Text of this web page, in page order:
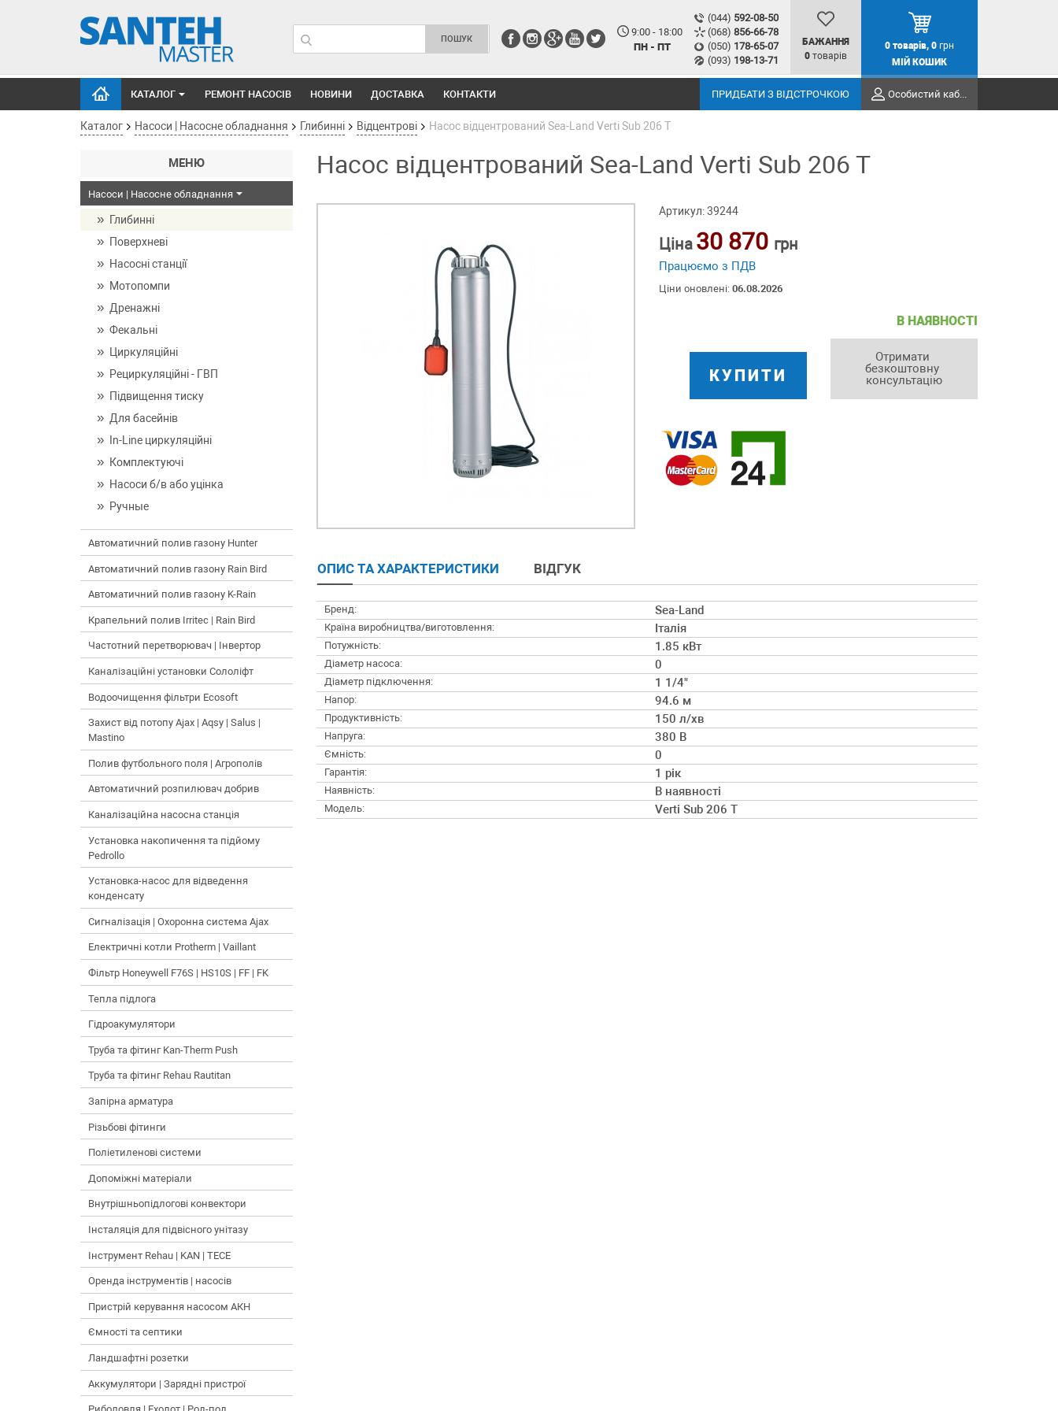
9:00 - 18:00
ПН - ПТ
(044) 592-08-50
(068) 856-66-78
(050) 178-65-07
(093) 198-13-71
БАЖАННЯ
0 товарів
0 товарів, 0 грн
МІЙ КОШИК
КАТАЛОГ РЕМОНТ НАСОСІВ НОВИНИ ДОСТАВКА КОНТАКТИ ПРИДБАТИ З ВІДСТРОЧКОЮ Особистий кабінет
Каталог Насоси | Насосне обладнання Глибинні Відцентрові Насос відцентрований Sea-Land Verti Sub 206 T
МЕНЮ
Насоси | Насосне обладнання
Глибинні
Поверхневі
Насосні станції
Мотопомпи
Дренажні
Фекальні
Циркуляційні
Рециркуляційні - ГВП
Підвищення тиску
Для басейнів
In-Line циркуляційні
Комплектуючі
Насоси б/в або уцінка
Ручные
Автоматичний полив газону Hunter
Автоматичний полив газону Rain Bird
Автоматичний полив газону K-Rain
Крапельний полив Irritec | Rain Bird
Частотний перетворювач | Інвертор
Каналізаційні установки Сололіфт
Водоочищення фільтри Ecosoft
Захист від потопу Ajax | Aqsy | Salus |
Mastino
Полив футбольного поля | Агрополів
Автоматичний розпилювач добрив
Каналізаційна насосна станція
Установка накопичення та підйому
Pedrollo
Установка-насос для відведення
конденсату
Сигналізація | Охоронна система Ajax
Електричні котли Protherm | Vaillant
Фільтр Honeywell F76S | HS10S | FF | FK
Тепла підлога
Гідроакумулятори
Труба та фітинг Kan-Therm Push
Труба та фітинг Rehau Rautitan
Запірна арматура
Різьбові фітинги
Поліетиленові системи
Допоміжні матеріали
Внутрішньопідлогові конвектори
Інсталяція для підвісного унітазу
Інструмент Rehau | KAN | TECE
Оренда інструментів | насосів
Пристрій керування насосом АКН
Ємності та септики
Ландшафтні розетки
Аккумулятори | Зарядні пристрої
Насос відцентрований Sea-Land Verti Sub 206 T
Артикул: 39244
Ціна 30 870 грн
Працюємо з ПДВ
Ціни оновлені: 06.08.2026
КУПИТИ
В НАЯВНОСТІ
Отримати
безкоштовну
консультацію
ОПИС ТА ХАРАКТЕРИСТИКИ ВІДГУК
Бренд: Sea-Land
Країна виробництва/виготовлення: Італія
Потужність: 1.85 кВт
Діаметр насоса: 0
Діаметр підключення: 1 1/4"
Напор: 94.6 м
Продуктивність: 150 л/хв
Напруга: 380 В
Ємність: 0
Гарантія: 1 рік
Наявність: В наявності
Модель: Verti Sub 206 T